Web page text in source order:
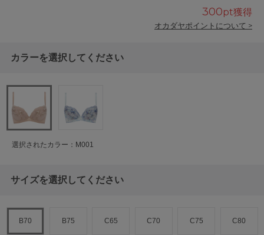
300pt獲得
オカダヤポイントについて >
カラーを選択してください
選択されたカラー：M001
サイズを選択してください
B70 B75 C65 C70 C75 C80